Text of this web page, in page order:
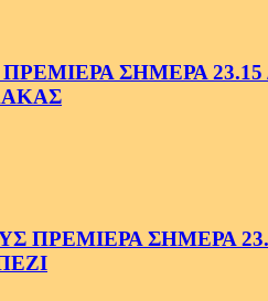
ΣΗΜΕΡΑ 23.15
ΣΗΜΕΡΑ